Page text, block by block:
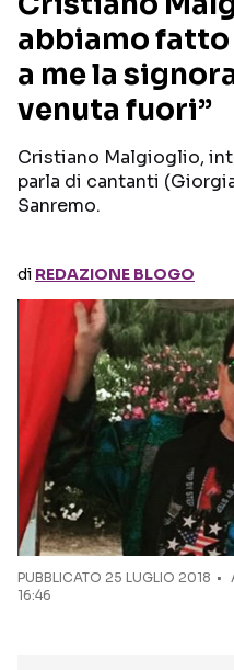
INTERVISTE
GOSSIP E CURIOSITÀ
abbiamo fatto
a me la
venuta fuori”
Cristiano Malgioglio,
parla di cantanti
Sanremo.
di REDAZIONE BLOGO
PUBBLICATO 25 LUGLIO 2018
16:46